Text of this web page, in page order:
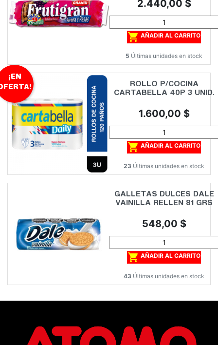
2.440,00 $
 AÑADIR AL CARRITO
5 Últimas unidades en stock
ROLLO P/COCINA
CARTABELLA 40P 3 UNID.
Precio
1.600,00 $
 AÑADIR AL CARRITO
23 Últimas unidades en stock
¡EN
GALLETAS DULCES DALE
VAINILLA RELLEN 81 GRS
Precio
548,00 $
 AÑADIR AL CARRITO
43 Últimas unidades en stock